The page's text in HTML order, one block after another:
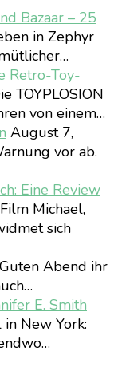
Bazaar – 25
in Zephyr
Retro-Toy-
TOYPLOSION
von einem…
August 7,
vor ab.
Eine Review
Michael,
sich
Guten Abend ihr
E. Smith
New York: